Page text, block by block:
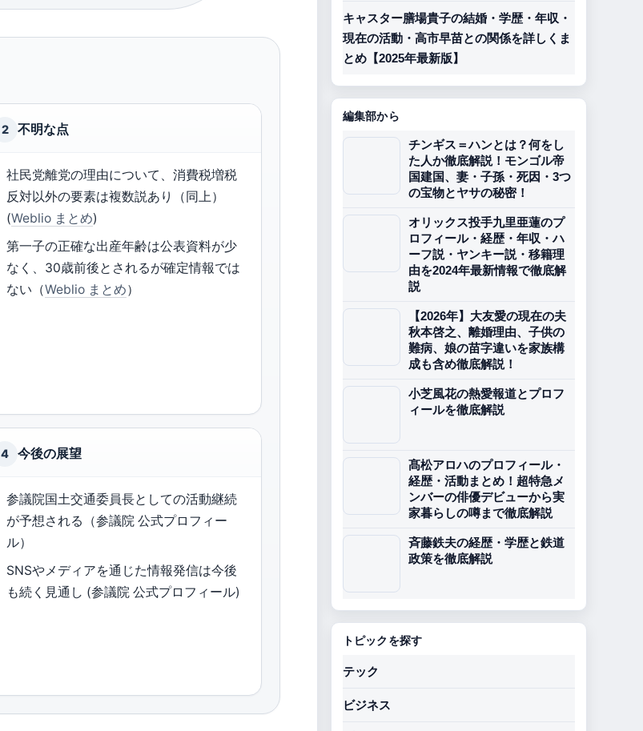
2 不明な点
社民党離党の理由について、消費税増税
反対以外の要素は複数説あり（同上）
(Weblio まとめ)
第一子の正確な出産年齢は公表資料が少
なく、30歳前後とされるが確定情報では
ない（Weblio まとめ）
4 今後の展望
参議院国土交通委員長としての活動継続
が予想される（参議院 公式プロフィー
ル）
SNSやメディアを通じた情報発信は今後
も続く見通し (参議院 公式プロフィール)
キャスター膳場貴子の結婚・学歴・年収・
現在の活動・高市早苗との関係を詳しくま
とめ【2025年最新版】
編集部から
チンギス＝ハンとは？何をし
た人か徹底解説！モンゴル帝
国建国、妻・子孫・死因・3つ
の宝物とヤサの秘密！
オリックス投手九里亜蓮のプ
ロフィール・経歴・年収・ハ
ーフ説・ヤンキー説・移籍理
由を2024年最新情報で徹底解
説
【2026年】大友愛の現在の夫
秋本啓之、離婚理由、子供の
難病、娘の苗字違いを家族構
成も含め徹底解説！
小芝風花の熱愛報道とプロフ
ィールを徹底解説
髙松アロハのプロフィール・
経歴・活動まとめ！超特急メ
ンバーの俳優デビューから実
家暮らしの噂まで徹底解説
斉藤鉄夫の経歴・学歴と鉄道
政策を徹底解説
トピックを探す
テック
ビジネス